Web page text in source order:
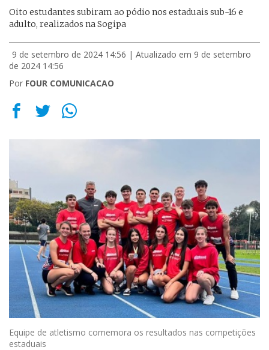
Oito estudantes subiram ao pódio nos estaduais sub-16 e
adulto, realizados na Sogipa
9 de setembro de 2024 14:56 | Atualizado em 9 de setembro
de 2024 14:56
Por FOUR COMUNICACAO
Equipe de atletismo comemora os resultados nas competições
estaduais